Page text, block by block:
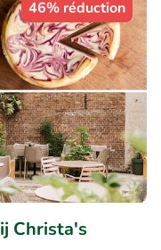
46% réduction
Christa's